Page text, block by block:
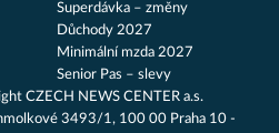
Superdávka – změny
Důchody 2027
Minimální mzda 2027
Senior Pas – slevy
CZECH NEWS CENTER a.s.
3493/1, 100 00 Praha 10 -